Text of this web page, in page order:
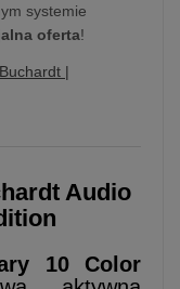
systemie
oferta!
|
Audio
10 Color